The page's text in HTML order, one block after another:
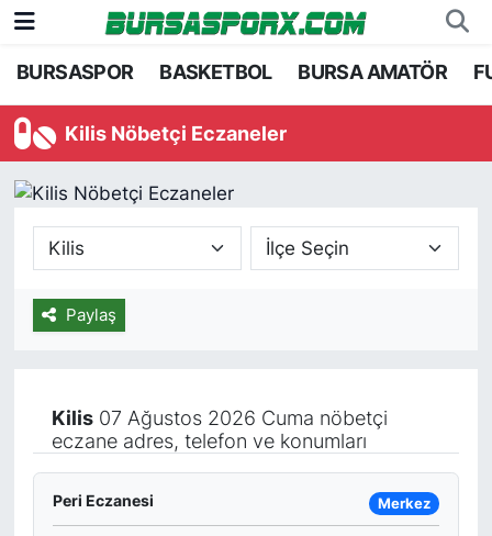
BURSASPOR BASKETBOL BURSA AMATÖR
Kilis Nöbetçi Eczaneler
Paylaş
Kilis07 Ağustos 2026 Cuma nöbetçi
eczane adres, telefon ve konumları
Peri Eczanesi Merkez
Bursaspor
Futbol
Basketbol
Bursa Amatör
Hentbol
Genel
Bursa Nöbetçi Eczaneler
Bursa Hava Durumu
Bursa Namaz Vakitleri
Bursa Trafik Yoğunluk Haritası
TFF 2.Lig Kırmızı Grup Puan Durumu ve Fikstür
Son Dakika Haberleri
Haber Arşivi